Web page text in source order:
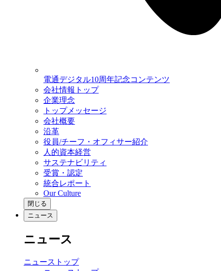
電通デジタル10周年記念コンテンツ
会社情報トップ
企業理念
トップメッセージ
会社概要
沿革
役員/チーフ・オフィサー紹介
人的資本経営
サステナビリティ
受賞・認定
統合レポート
Our Culture
閉じる
ニュース
ニュース
ニューストップ